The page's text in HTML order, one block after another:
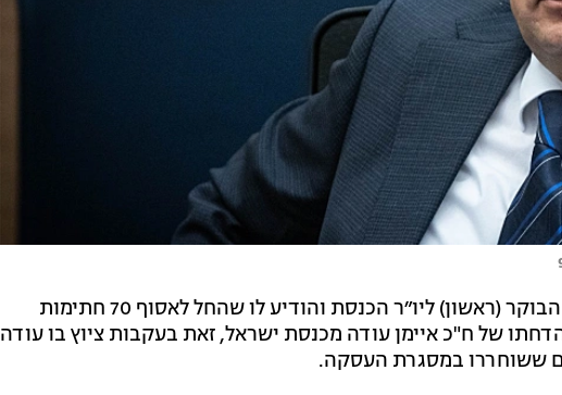
חבר הכנסת אביחי בוארון (הליכוד) פנה הבוקר (ראשון) ליו״ר הכנסת והודיע לו שהחל לאסוף 70 חתימות
של ח"כ איימן עודה מכנסת ישראל, זאת בעקבות ציוץ בו עודה
ששוחררו במסגרת העסקה.